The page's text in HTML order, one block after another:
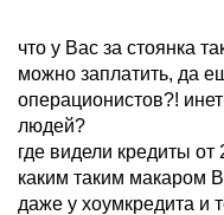
что у Вас за стоянка
можно заплатить, да
операционистов?!
людей?
где видели кредиты от
каким таким макаром
даже у хоумкредита и